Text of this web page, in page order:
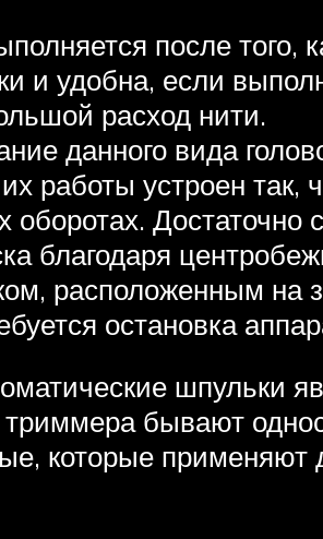
после того,
и удобна, если
расход нити.
данного вида
работы устроен так,
оборотах.
благодаря
расположенным на
остановка
бывают
которые